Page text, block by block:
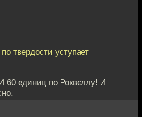
твердости уступает
60 единиц по Роквеллу! И